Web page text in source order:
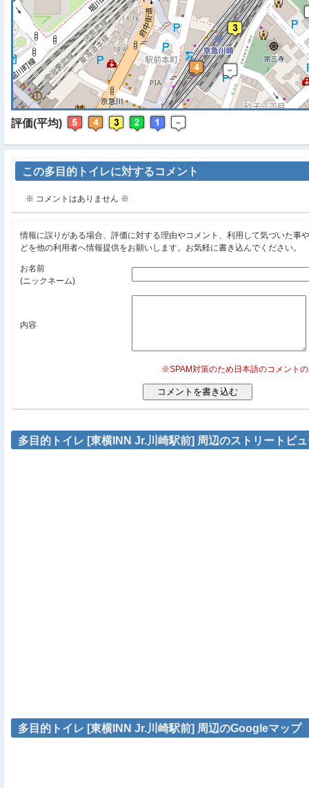
評価(平均)
この多目的トイレに対するコメント
※ コメントはありません ※
情報に誤りがある場合、評価に対する理由やコメント、利用して気づいた事
どを他の利用者へ情報提供をお願いします。お気軽に書き込んでください。
お名前
(ニックネーム)
内容
※SPAM対策のため日本語のコメント
多目的トイレ [東横INN Jr.川崎駅前] 周辺のストリートビ
多目的トイレ [東横INN Jr.川崎駅前] 周辺のGoogleマップ